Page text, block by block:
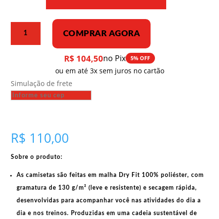
Capitalismo:
negação
dos
COMPRAR AGORA
R$ 104,50no Pix 5% OFF
ou em até 3x sem juros no cartão
Simulação de frete
R$ 110,00
Sobre o produto:
As camisetas são feitas emmalha Dry Fit 100% poliéster, com
gramatura de 130 g/m² (leve e resistente) esecagem rápida,
desenvolvidas para acompanhar você nas atividades do dia a
dia e nos treinos. Produzidas em umacadeia sustentável de